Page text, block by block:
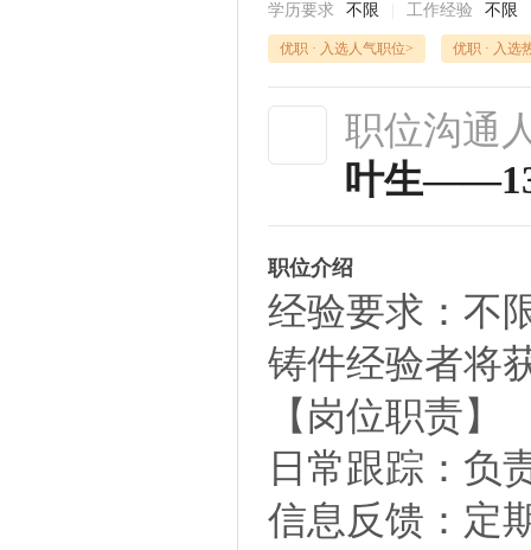
学历要求
不限 工作经验 不限
优职 · 入选人气职位> 优职 · 入选
职位沟通
叶生
职位介绍
经验要求：不
铸件经验者将
【岗位职责】
日常跟踪：负
信息反馈：定